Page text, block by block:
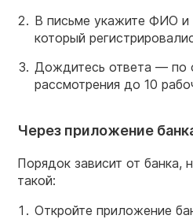
В письме укажите ФИО и
который
Дождитесь ответа — по
рассмотрения до 10
Через приложение
Порядок зависит от банка,
такой:
Откройте приложение